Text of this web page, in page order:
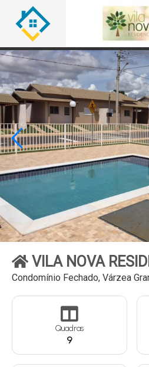

VILA NOVA
Condomínio Fechado, Várzea
Quadras
9